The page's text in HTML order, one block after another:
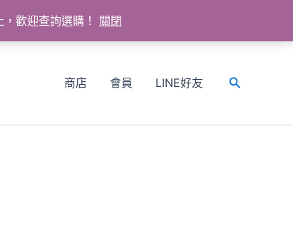
歡迎查詢選購！ 關閉
商店 會員 LINE好友
搜